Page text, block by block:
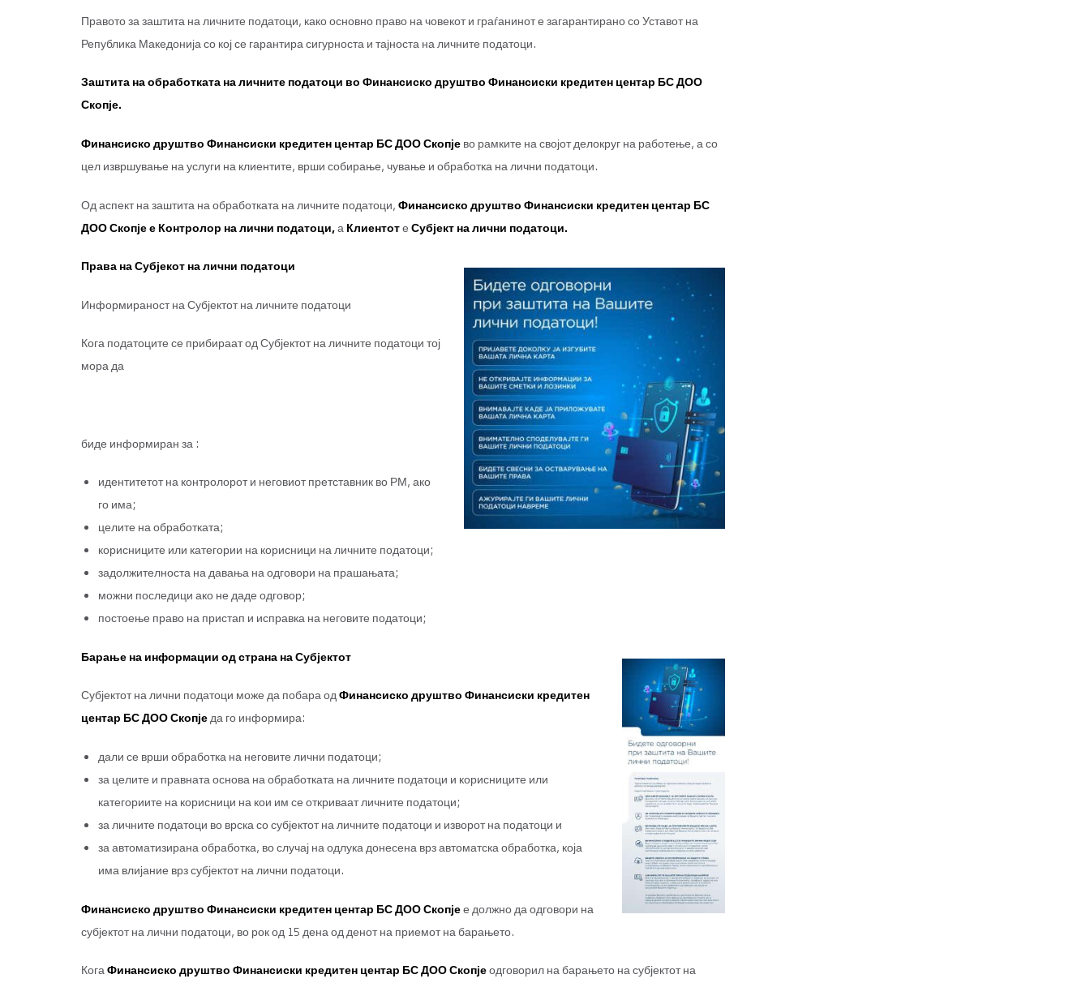
ПРИВАТНОСТ
Правото за заштита на личните податоци, како основно право на човекот и граѓанинот е загарантирано со Уставот на
Република Македонија со кој се гарантира сигурноста и тајноста на личните податоци.
Заштита на обработката на личните податоци во Финансиско друштво Финансиски кредитен центар БС ДОО
Скопје.
Финансиско друштво Финансиски кредитен центар БС ДОО Скопјево рамките на својот делокруг на работење, а со
цел извршување на услуги на клиентите, врши собирање, чување и обработка на лични податоци.
Од аспект на заштита на обработката на личните податоци,Финансиско друштво Финансиски кредитен центар БС
ДОО Скопје еКонтролор на лични податоци,аКлиентотеСубјект на лични податоци.
Права на Субјекот на лични податоци
Информираност на Субјектот на личните податоци
Кога податоците се прибираат од Субјектот на личните податоци тој
мора да
биде информиран за :
идентитетот на контролорот и неговиот претставник во РМ, ако
го има;
целите на обработката;
корисниците или категории на корисници на личните податоци;
задолжителноста на давања на одговори на прашањата;
можни последици ако не даде одговор;
постоење право на пристап и исправка на неговите податоци;
Барање на информации од страна на Субјектот
Субјектот на лични податоци може да побара одФинансиско друштво Финансиски кредитен
центар БС ДОО Скопједа го информира:
дали се врши обработка на неговите лични податоци;
за целите и правната основа на обработката на личните податоци и корисниците или
категориите на корисници на кои им се откриваат личните податоци;
за личните податоци во врска со субјектот на личните податоци и изворот на податоци и
за автоматизирана обработка, во случај на одлука донесена врз автоматска обработка, која
има влијание врз субјектот на лични податоци.
Финансиско друштво Финансиски кредитен центар БС ДОО Скопјее должно да одговори на
субјектот на лични податоци, во рок од 15 дена од денот на приемот на барањето.
КогаФинансиско друштво Финансиски кредитен центар БС ДОО Скопјеодговорил на барањето на субјектот на